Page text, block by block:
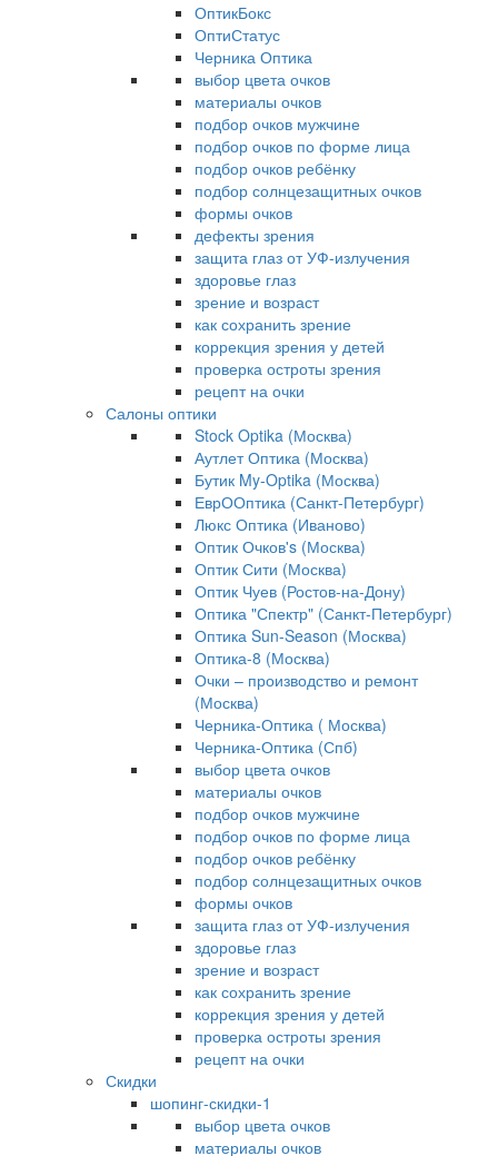
ОптикБокс
ОптиСтатус
Черника Оптика
выбор цвета очков
материалы очков
подбор очков мужчине
подбор очков по форме лица
подбор очков ребёнку
подбор солнцезащитных очков
формы очков
дефекты зрения
защита глаз от УФ-излучения
здоровье глаз
зрение и возраст
как сохранить зрение
коррекция зрения у детей
проверка остроты зрения
рецепт на очки
Салоны оптики
Stock Optika (Москва)
Аутлет Оптика (Москва)
Бутик My-Optika (Москва)
ЕврООптика (Санкт-Петербург)
Люкс Оптика (Иваново)
Оптик Очков's (Москва)
Оптик Сити (Москва)
Оптик Чуев (Ростов-на-Дону)
Оптика "Спектр" (Санкт-Петербург)
Оптика Sun-Season (Москва)
Оптика-8 (Москва)
Очки – производство и ремонт
(Москва)
Черника-Оптика ( Москва)
Черника-Оптика (Спб)
выбор цвета очков
материалы очков
подбор очков мужчине
подбор очков по форме лица
подбор очков ребёнку
подбор солнцезащитных очков
формы очков
защита глаз от УФ-излучения
здоровье глаз
зрение и возраст
как сохранить зрение
коррекция зрения у детей
проверка остроты зрения
рецепт на очки
Скидки
шопинг-скидки-1
выбор цвета очков
материалы очков